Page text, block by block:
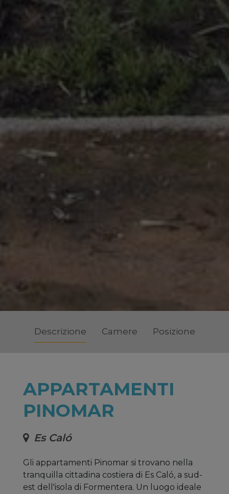
Descrizione Camere Posizione
APPARTAMENTI
PINOMAR
Es Caló
Gli appartamenti Pinomar si trovano nella
tranquilla cittadina costiera di Es Caló, a sud-
est dell'isola di Formentera. Un luogo ideale